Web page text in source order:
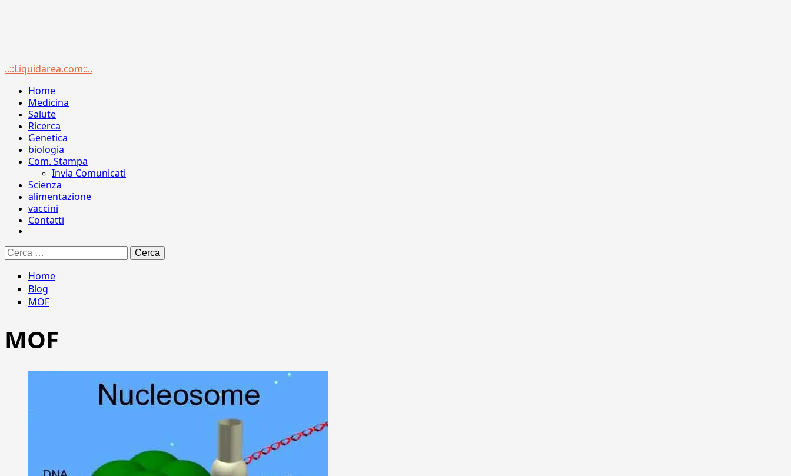
Menu
..::Liquidarea.com::..
Home
Medicina
Salute
Ricerca
Genetica
biologia
Com. Stampa
Invia Comunicati
Scienza
alimentazione
vaccini
Contatti
Ricerca
per:
Home
Blog
MOF
MOF